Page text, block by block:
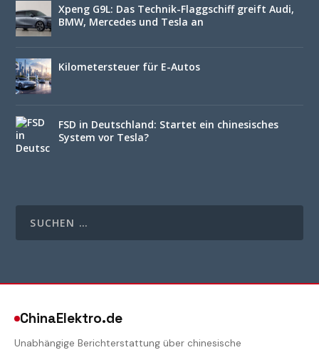
Xpeng G9L: Das Technik-Flaggschiff greift Audi,
BMW, Mercedes und Tesla an
Kilometersteuer für E-Autos
FSD in Deutschland: Startet ein chinesisches
System vor Tesla?
ChinaElektro.de
Unabhängige Berichterstattung über chinesische